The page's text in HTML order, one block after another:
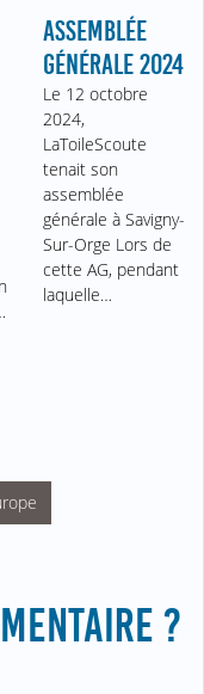
ASSEMBLÉE
GÉNÉRALE 2024
Le 12 octobre
2024,
LaToileScoute
tenait son
assemblée
générale à Savigny-
Sur-Orge Lors de
cette AG, pendant
laquelle…
?